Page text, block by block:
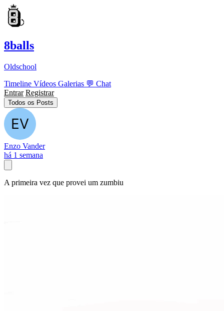
8balls
Oldschool
Timeline Vídeos Galerias 💬 Chat
Entrar Registrar
Todos os Posts
Enzo Vander
há 1 semana
A primeira vez que provei um zumbiu